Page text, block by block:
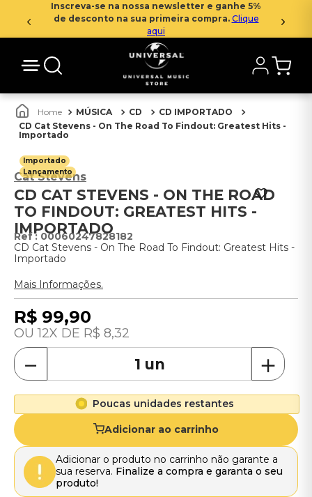
Inscreva-se na nossa newsletter e ganhe 5%
de desconto na sua primeira compra. Clique
aqui
MÚSICA CD
CD IMPORTADO
CD Cat Stevens - On The Road To Findout: Greatest Hits -
Importado
Importado
Lançamento
Cat Stevens
CD CAT STEVENS - ON THE ROAD
TO FINDOUT: GREATEST HITS -
IMPORTADO
: 00060247828182
CD Cat Stevens - On The Road To Findout: Greatest Hits -
Importado
Mais Informações.
R$ 99,90
12 R$ 8,32
＋
－
Poucas unidades restantes
Adicionar ao carrinho
Adicionar o produto no carrinho não garante a
sua reserva. Finalize a compra e garanta o seu
produto!